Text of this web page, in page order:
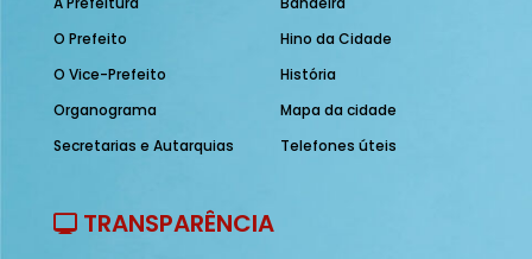
O Prefeito
O Vice-Prefeito
Organograma
Secretarias e Autarquias
Hino da Cidade
História
Mapa da cidade
Telefones úteis
TRANSPARÊNCIA